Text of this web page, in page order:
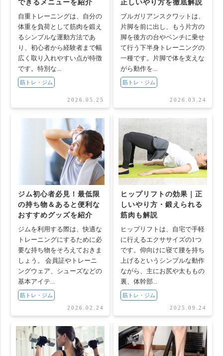
できるメニューを紹介
自重トレーニングは、自分の
体重を負荷として筋肉を鍛え
るシンプルな運動方法であ
り、初心者から経験者まで幅
広く取り入れやすい点が特徴
です。特別な...
筋トレ・ジム
2026.05.25
正しいやり方を徹底解説
ブルガリアンスクワットは、
片脚を前に出し、もう片方の
脚を後方の台やベンチに乗せ
て行う下半身トレーニングの
一種です。片脚で体を支えな
がら動作を...
筋トレ・ジム
2026.03.24
ジム初心者必見！最低限
の持ち物＆あると便利な
おすすめグッズを紹介
ジムを利用する際は、快適な
トレーニングにするために必
要な持ち物をそろえておきま
しょう。 会員証やトレーニ
ングウェア、シューズなどの
基本アイテ...
筋トレ・ジム
2026.02.24
ヒップリフトの効果｜正
しいやり方・鍛えられる
筋肉も解説
ヒップリフトは、自宅で手軽
に行えるエクササイズの1つ
です。仰向けに寝て腰を持ち
上げるというシンプルな動作
ながら、主にお尻や太ももの
裏、体幹部...
筋トレ・ジム
2025.09.24